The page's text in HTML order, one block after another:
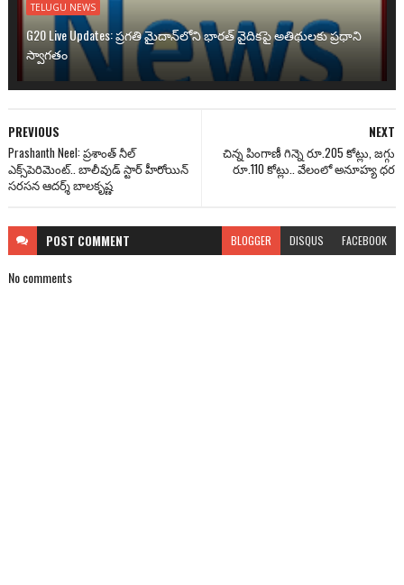
TELUGU NEWS
G20 Live Updates: ప్రగతి మైదాన్‌లోని భారత్ వైదికపై అతిథులకు ప్రధాని
స్వాగతం
NEXT
చిన్న పింగాణీ గిన్నె రూ.205 కోట్లు, జగ్గు
రూ.110 కోట్లు.. వేలంలో అనూహ్య ధర
PREVIOUS
Prashanth Neel: ప్ర‌శాంత్ నీల్
ఎక్స్‌పెరిమెంట్‌.. బాలీవుడ్ స్టార్ హీరోయిన్
స‌ర‌స‌న ఆద‌ర్శ్ బాల‌కృష్ణ‌
POST COMMENT BLOGGER DISQUS FACEBOOK
No comments